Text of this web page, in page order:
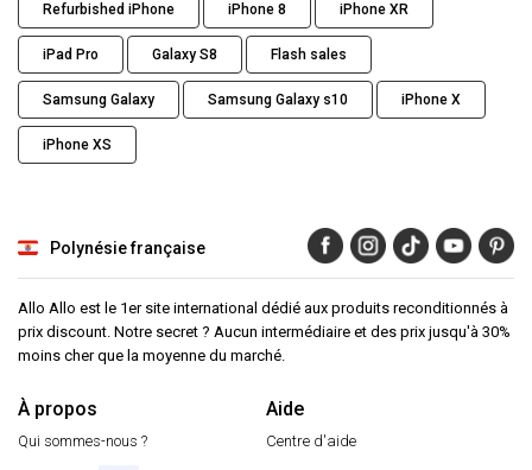
Refurbished iPhone iPhone 8 iPhone XR
iPad Pro Galaxy S8 Flash sales
Samsung Galaxy Samsung Galaxy s10 iPhone X
iPhone XS
Polynésie française
Allo Allo est le 1er site international dédié aux produits reconditionnés à
prix discount. Notre secret ? Aucun intermédiaire et des prix jusqu'à 30%
moins cher que la moyenne du marché.
À propos
Qui sommes-nous ?
Aide
Centre d'aide